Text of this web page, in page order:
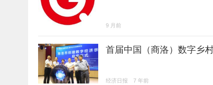
9 月前
首届中国（商洛）数字乡
经济日报 7 年前